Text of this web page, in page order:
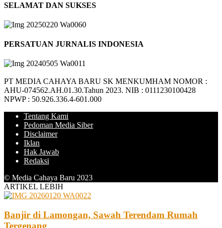
SELAMAT DAN SUKSES
PERSATUAN JURNALIS INDONESIA
PT MEDIA CAHAYA BARU SK MENKUMHAM NOMOR :
AHU-074562.AH.01.30.Tahun 2023. NIB : 0111230100428
NPWP : 50.926.336.4-601.000
Tentang Kami
Pedoman Media Siber
Disclaimer
Iklan
Hak Jawab
Redaksi
© Media Cahaya Baru 2023
ARTIKEL LEBIH
Banjir di Lamongan, Sawah Terendam Rumah
Tergenang